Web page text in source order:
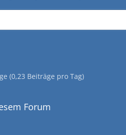
(0,23 Beiträge pro Tag)
Forum